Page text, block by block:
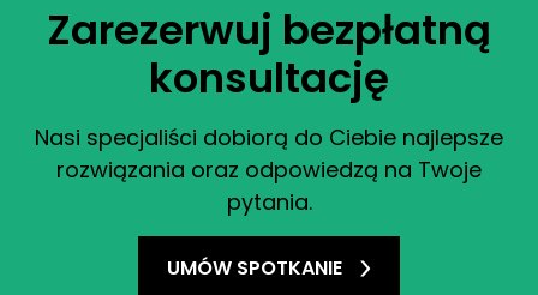
Zarezerwuj bezpłatną
konsultację
Nasi specjaliści dobiorą do Ciebie najlepsze
rozwiązania oraz odpowiedzą na Twoje
pytania.
UMÓW SPOTKANIE